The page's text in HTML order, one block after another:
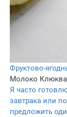
Фруктово-
Молоко Клюква
Я часто
завтрака или
предложить